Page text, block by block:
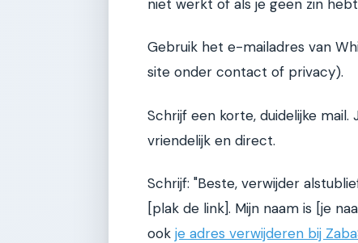
niet werkt of als je geen zin
Gebruik het e-mailadres van
site onder contact of privacy).
Schrijf een korte, duidelijke
vriendelijk en direct.
Schrijf: "Beste, verwijder
[plak de link]. Mijn naam is [je
ook je adres verwijderen bij